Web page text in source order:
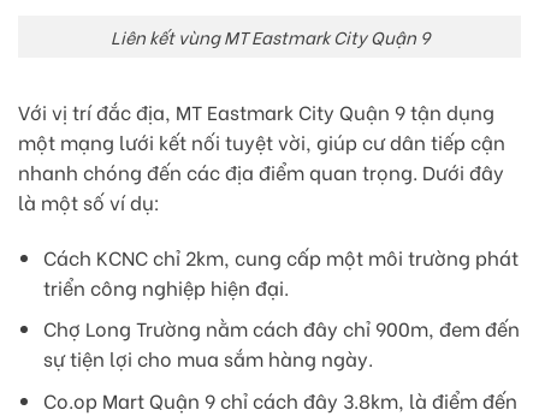
Liên kết vùng MT Eastmark City Quận 9
Với vị trí đắc địa, MT Eastmark City Quận 9 tận dụng
một mạng lưới kết nối tuyệt vời, giúp cư dân tiếp cận
nhanh chóng đến các địa điểm quan trọng. Dưới đây
là một số ví dụ:
Cách KCNC chỉ 2km, cung cấp một môi trường phát
triển công nghiệp hiện đại.
Chợ Long Trường nằm cách đây chỉ 900m, đem đến
sự tiện lợi cho mua sắm hàng ngày.
Co.op Mart Quận 9 chỉ cách đây 3.8km, là điểm đến